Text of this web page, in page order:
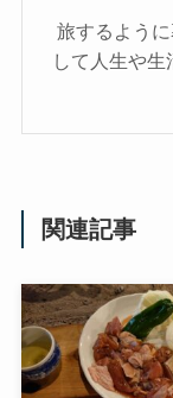
旅するよう
して人生や
関連記事